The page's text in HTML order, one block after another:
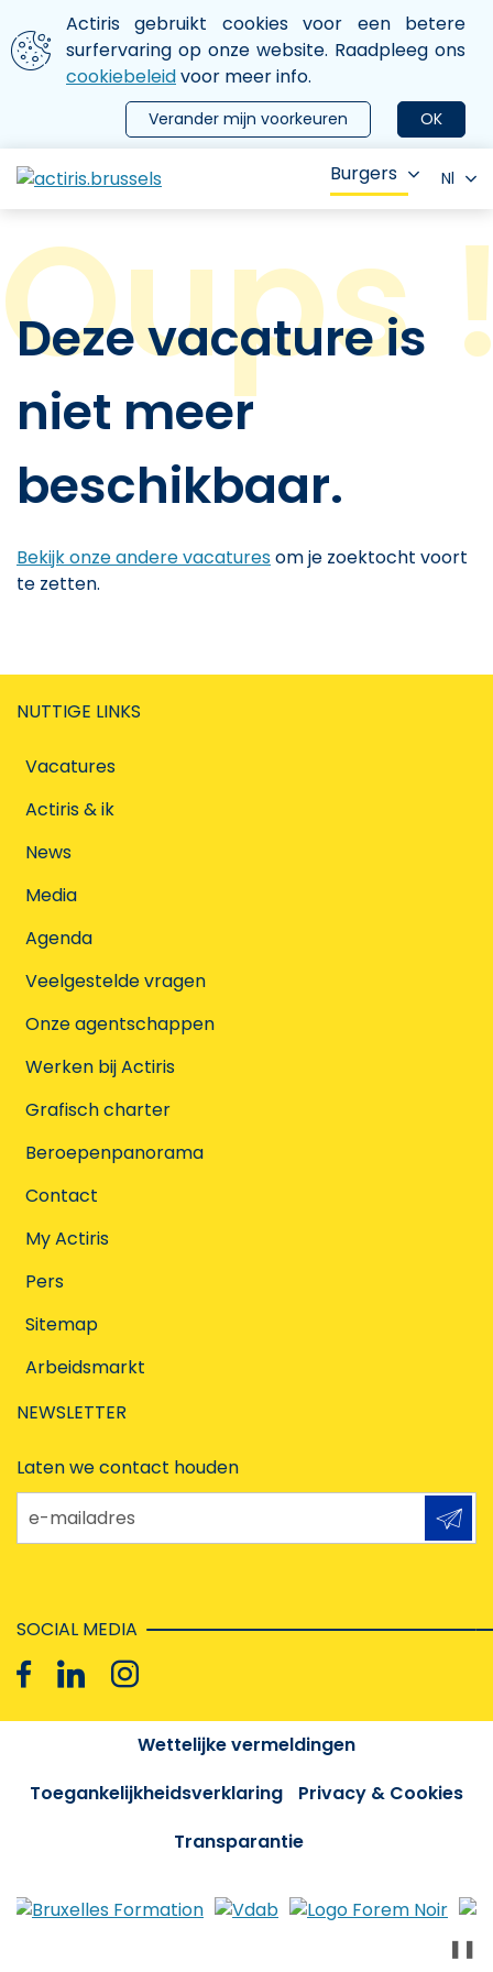
Aller au contenu principal
We gebruiken cookies
Actiris gebruikt cookies voor een betere
surfervaring op onze website. Raadpleeg ons
cookiebeleidvoor meer info.
OK
Verander mijn voorkeuren
le menu
Burgers Nl
Deze vacature is
niet meer
beschikbaar.
Bekijk onze andere vacaturesom je zoektocht voort
te zetten.
NUTTIGE LINKS
Vacatures
Actiris & ik
News
Media
Agenda
Veelgestelde vragen
Onze agentschappen
Werken bij Actiris
Grafisch charter
Beroepenpanorama
Contact
My Actiris
Pers
Sitemap
Arbeidsmarkt
NEWSLETTER
Laten we contact houden
e-mailadres
SOCIAL MEDIA
Wettelijke vermeldingen
Toegankelijkheidsverklaring
Privacy & Cookies
Transparantie
❚❚